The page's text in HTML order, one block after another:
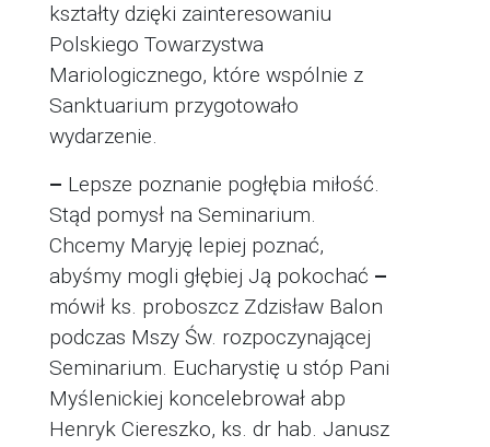
kształty dzięki zainteresowaniu
Polskiego Towarzystwa
Mariologicznego, które wspólnie z
Sanktuarium przygotowało
wydarzenie.
– Lepsze poznanie pogłębia miłość.
Stąd pomysł na Seminarium.
Chcemy Maryję lepiej poznać,
abyśmy mogli głębiej Ją pokochać –
mówił ks. proboszcz Zdzisław Balon
podczas Mszy Św. rozpoczynającej
Seminarium. Eucharystię u stóp Pani
Myślenickiej koncelebrował abp
Henryk Ciereszko, ks. dr hab. Janusz